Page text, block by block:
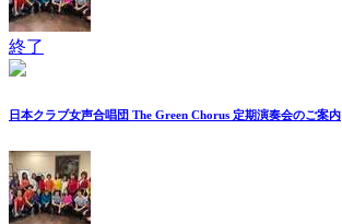
終了
日本クラブ女声合唱団 The Green Chorus 定期演奏会のご案内